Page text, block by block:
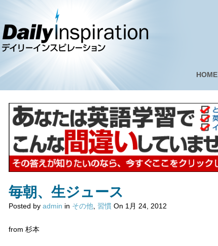
HOME
毎朝、生ジュース
Posted by admin in その他 習慣 On 1月 24, 2012
from 杉本